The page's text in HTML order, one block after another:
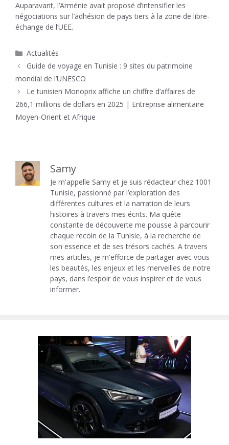
Auparavant, l’Arménie avait proposé d’intensifier les
négociations sur l’adhésion de pays tiers à la zone de libre-
échange de l’UEE.
Catégories
Actualités
Guide de voyage en Tunisie : 9 sites du patrimoine
mondial de l’UNESCO
Le tunisien Monoprix affiche un chiffre d’affaires de
266,1 millions de dollars en 2025 | Entreprise alimentaire
Moyen-Orient et Afrique
Samy
Je m'appelle Samy et je suis rédacteur chez 1001
Tunisie, passionné par l’exploration des
différentes cultures et la narration de leurs
histoires à travers mes écrits. Ma quête
constante de découverte me pousse à parcourir
chaque recoin de la Tunisie, à la recherche de
son essence et de ses trésors cachés. A travers
mes articles, je m'efforce de partager avec vous
les beautés, les enjeux et les merveilles de notre
pays, dans l’espoir de vous inspirer et de vous
informer.